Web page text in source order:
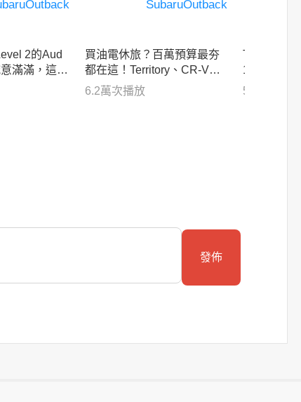
2的Aud
滿滿，這次
？
買油電休旅？百萬預算最夯
都在這！Territory、CR-V、R
AV4市區挑戰賽！
6.2萬次播放
Tucson L空
130萬國產
決！
5.9萬
發佈